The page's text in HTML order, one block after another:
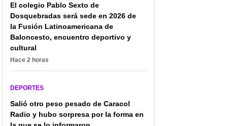
El colegio Pablo Sexto de
Dosquebradas será sede en 2026 de
la Fusión Latinoamericana de
Baloncesto, encuentro deportivo y
cultural
Hace 2 horas
DEPORTES
Salió otro peso pesado de Caracol
Radio y hubo sorpresa por la forma en